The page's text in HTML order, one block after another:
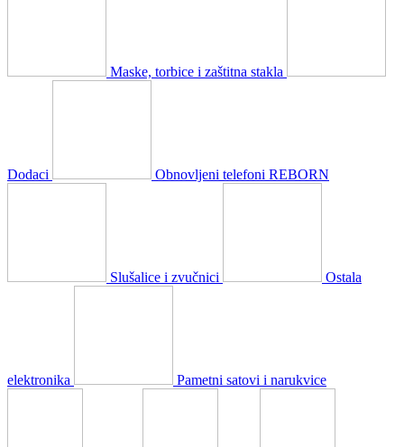
Maske, torbice i zaštitna stakla
Dodaci Obnovljeni telefoni REBORN
Slušalice i zvučnici Ostala
elektronika Pametni satovi i narukvice